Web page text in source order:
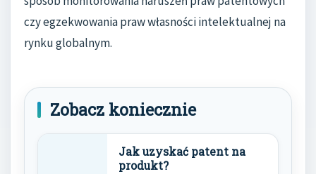
czy egzekwowania praw własności intelektualnej na
rynku globalnym.
Zobacz koniecznie
Jak uzyskać patent na
produkt?